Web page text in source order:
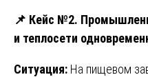
📌 Кейс №2.
и теплосети
Ситуация: На пищевом